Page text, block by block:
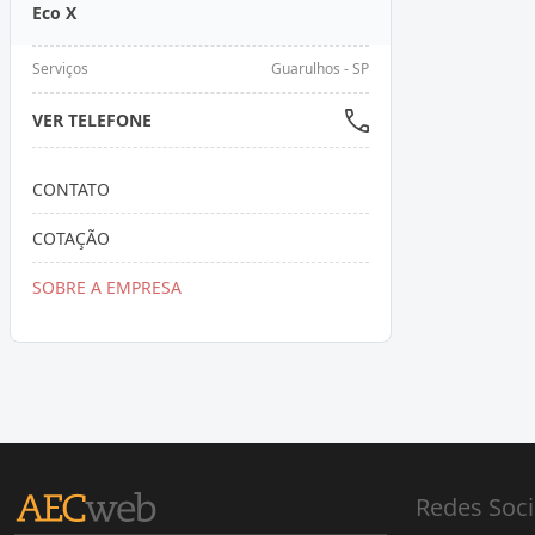
Eco X
Serviços Guarulhos - SP
VER TELEFONE
CONTATO
COTAÇÃO
SOBRE A EMPRESA
Redes